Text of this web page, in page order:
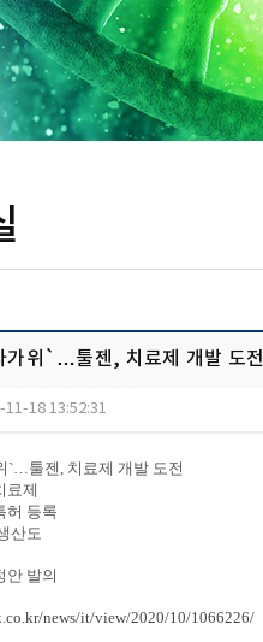
가위`…툴젠, 치료제 개발 도전
11-18 13:52:31
`…툴젠, 치료제 개발 도전
료제
허 등록
산도
안 발의
news/it/view/2020/10/1066226/